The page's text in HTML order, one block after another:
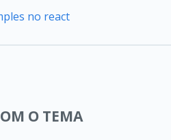
no react
O TEMA